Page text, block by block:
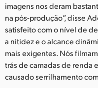
imagens nos deram
na pós-produção”, disse
satisfeito com o nível de
a nitidez e o alcance
mais exigentes. Nós
trás de camadas de renda
causado serrilhamento